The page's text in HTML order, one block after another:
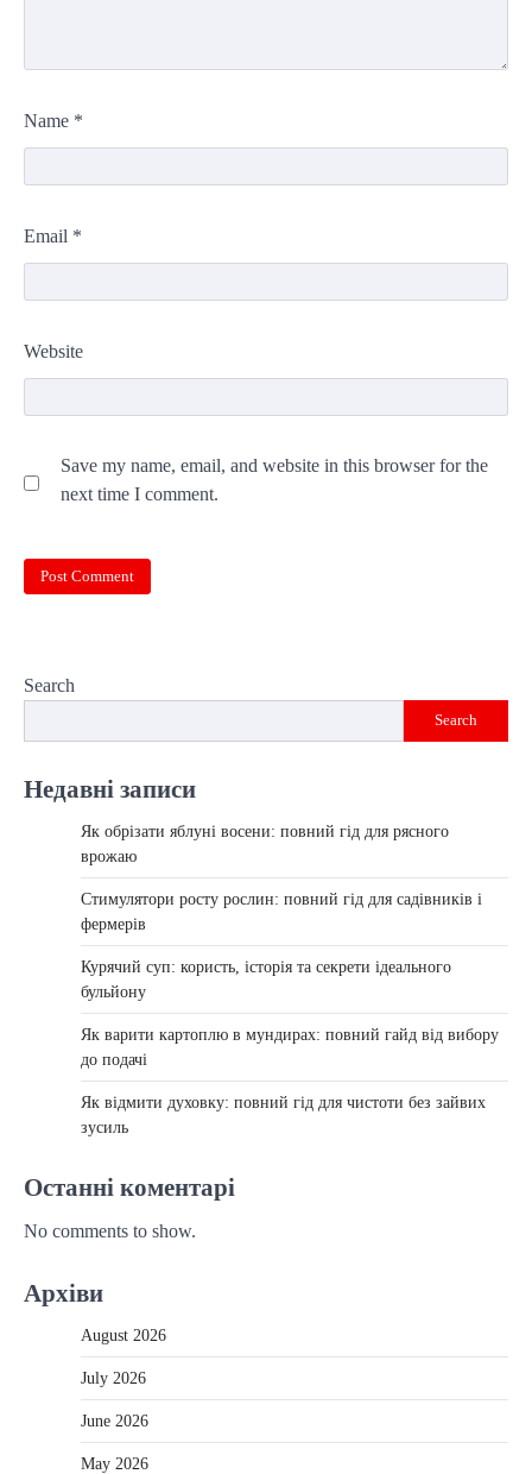
Name *
Email *
Website
Save my name, email, and website in this browser for the
next time I comment.
Search
Search
Недавні записи
Як обрізати яблуні восени: повний гід для рясного
врожаю
Стимулятори росту рослин: повний гід для садівників і
фермерів
Курячий суп: користь, історія та секрети ідеального
бульйону
Як варити картоплю в мундирах: повний гайд від вибору
до подачі
Як відмити духовку: повний гід для чистоти без зайвих
зусиль
Останні коментарі
No comments to show.
Архіви
August 2026
July 2026
June 2026
May 2026